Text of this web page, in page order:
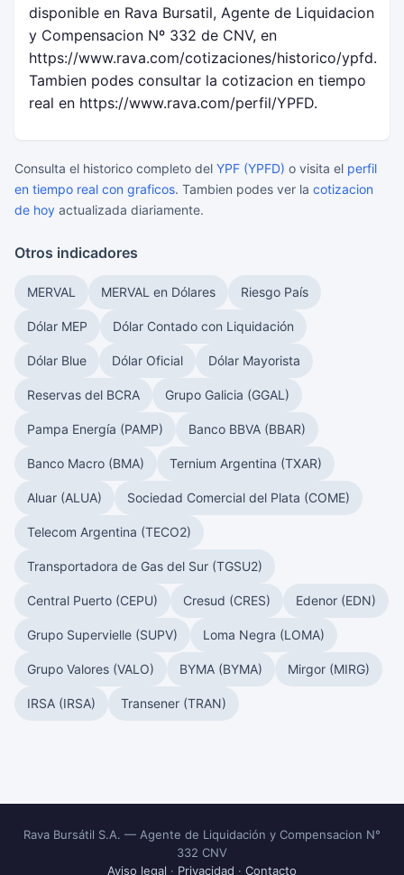
disponible en Rava Bursatil, Agente de Liquidacion
y Compensacion Nº 332 de CNV, en
https://www.rava.com/cotizaciones/historico/ypfd.
Tambien podes consultar la cotizacion en tiempo
real en https://www.rava.com/perfil/YPFD.
Consulta el historico completo del YPF (YPFD) o visita el perfil
en tiempo real con graficos. Tambien podes ver la cotizacion
de hoy actualizada diariamente.
Otros indicadores
MERVAL MERVAL en Dólares Riesgo País
Dólar MEP Dólar Contado con Liquidación
Dólar Blue Dólar Oficial Dólar Mayorista
Reservas del BCRA Grupo Galicia (GGAL)
Pampa Energía (PAMP) Banco BBVA (BBAR)
Banco Macro (BMA) Ternium Argentina (TXAR)
Aluar (ALUA) Sociedad Comercial del Plata (COME)
Telecom Argentina (TECO2)
Transportadora de Gas del Sur (TGSU2)
Central Puerto (CEPU) Cresud (CRES) Edenor (EDN)
Grupo Supervielle (SUPV) Loma Negra (LOMA)
Grupo Valores (VALO) BYMA (BYMA) Mirgor (MIRG)
IRSA (IRSA) Transener (TRAN)
Rava Bursátil S.A. — Agente de Liquidación y Compensacion N°
332 CNV
Aviso legal · Privacidad · Contacto